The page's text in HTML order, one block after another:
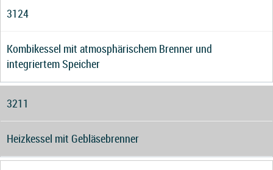
3124
Kombikessel mit atmosphärischem Brenner und
integriertem Speicher
3211
Heizkessel mit Gebläsebrenner